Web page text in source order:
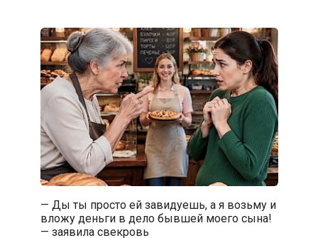
— Ды ты просто ей завидуешь, а я возьму и
вложу деньги в дело бывшей моего сына!
— заявила свекровь